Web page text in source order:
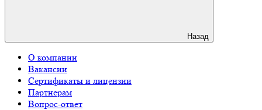
Назад
О компании
Вакансии
Сертификаты и лицензии
Партнерам
Вопрос-ответ